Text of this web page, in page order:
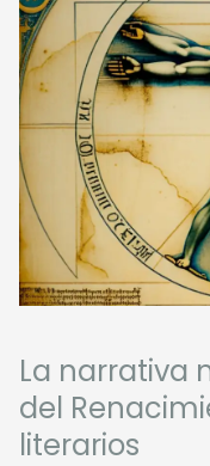
La narrativa
del
literarios